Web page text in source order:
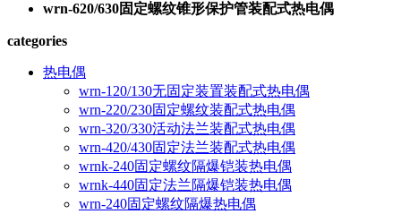
wrn-620/630固定螺纹锥形保护管装配式热电偶
categories
热电偶
wrn-120/130无固定装置装配式热电偶
wrn-220/230固定螺纹装配式热电偶
wrn-320/330活动法兰装配式热电偶
wrn-420/430固定法兰装配式热电偶
wrnk-240固定螺纹隔爆铠装热电偶
wrnk-440固定法兰隔爆铠装热电偶
wrn-240固定螺纹隔爆热电偶